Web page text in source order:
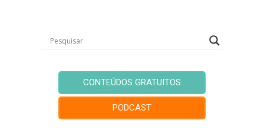
CONTEÚDOS GRATUITOS
PODCAST